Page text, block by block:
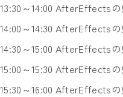
13:30～14:00 AfterEffects
14:00～14:30 AfterEffects
14:30～15:00 AfterEffects
15:00～15:30 AfterEffects
15:30～16:00 AfterEffects